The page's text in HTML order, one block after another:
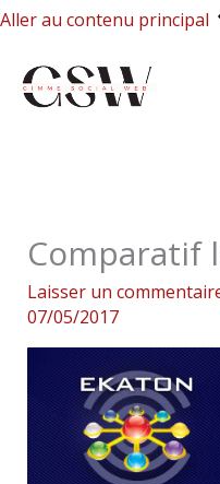
Aller au contenu principal
Aller
contenu
Comparatif
Laisser un
07/05/2017